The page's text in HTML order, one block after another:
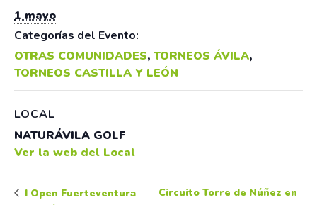
1 mayo
Categorías del Evento:
OTRAS COMUNIDADES, TORNEOS ÁVILA,
TORNEOS CASTILLA Y LEÓN
LOCAL
NATURÁVILA GOLF
Ver la web del Local
I Open Fuerteventura
Circuito Torre de Núñez en